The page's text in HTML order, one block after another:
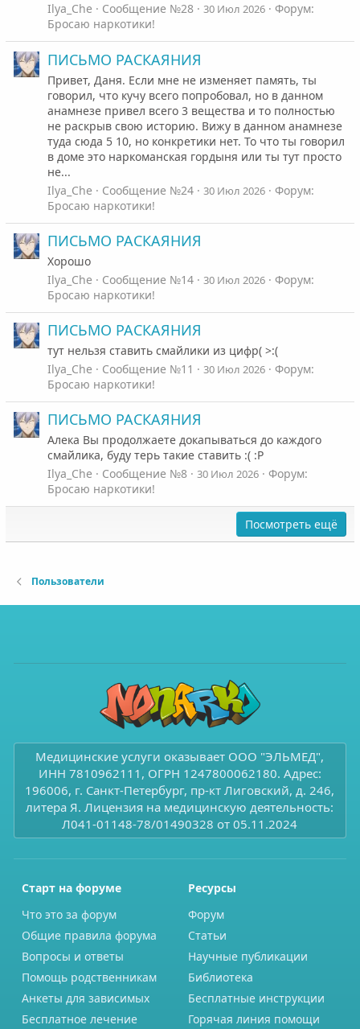
Ilya_Che
Сообщение №28 30 Июл 2026
Форум:
Бросаю наркотики!
ПИСЬМО РАСКАЯНИЯ
Привет, Даня. Если мне не изменяет память, ты
говорил, что кучу всего попробовал, но в данном
анамнезе привел всего 3 вещества и то полностью
не раскрыв свою историю. Вижу в данном анамнезе
туда сюда 5 10, но конкретики нет. То что ты говорил
в доме это наркоманская гордыня или ты тут просто
не...
Ilya_Che
Сообщение №24 30 Июл 2026
Форум:
Бросаю наркотики!
ПИСЬМО РАСКАЯНИЯ
Хорошо
Ilya_Che
Сообщение №14 30 Июл 2026
Форум:
Бросаю наркотики!
ПИСЬМО РАСКАЯНИЯ
тут нельзя ставить смайлики из цифр( >:(
Ilya_Che
Сообщение №11 30 Июл 2026
Форум:
Бросаю наркотики!
ПИСЬМО РАСКАЯНИЯ
Алека Вы продолжаете докапываться до каждого
смайлика, буду терь такие ставить :( :P
Ilya_Che
Сообщение №8 30 Июл 2026
Форум:
Бросаю наркотики!
Посмотреть ещё
Пользователи
Медицинские услуги оказывает ООО "ЭЛЬМЕД",
ИНН 7810962111, ОГРН 1247800062180. Адрес:
196006, г. Санкт-Петербург, пр-кт Лиговский, д. 246,
литера Я. Лицензия на медицинскую деятельность:
Л041-01148-78/01490328 от 05.11.2024
Старт на форуме
Что это за форум
Общие правила форума
Вопросы и ответы
Помощь родственникам
Анкеты для зависимых
Бесплатное лечение
Ресурсы
Форум
Статьи
Научные публикации
Библиотека
Бесплатные инструкции
Горячая линия помощи